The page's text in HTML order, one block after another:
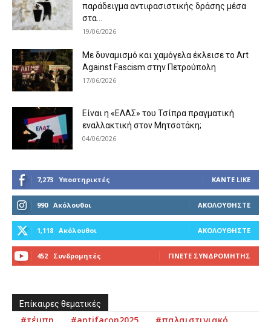
παράδειγμα αντιφασιστικής δράσης μέσα
στα...
19/06/2026
Με δυναμισμό και χαμόγελα έκλεισε το Art
Against Fascism στην Πετρούπολη
17/06/2026
Είναι η «ΕΛΑΣ» του Τσίπρα πραγματική
εναλλακτική στον Μητσοτάκη;
04/06/2026
7,273 Υποστηρικτές ΚΆΝΤΕ LIKE
990 Ακόλουθοι ΑΚΟΛΟΥΘΉΣΤΕ
1,118 Ακόλουθοι ΑΚΟΛΟΥΘΉΣΤΕ
452 Συνδρομητές ΓΊΝΕΤΕ ΣΥΝΔΡΟΜΗΤΉΣ
Επίκαιρες θεματικές